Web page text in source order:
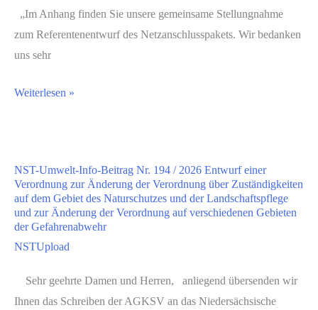
planbaren,
kosteneffizienten,
netzverträglichen
marktorientierten
Energien
im
Stromsektor
„Im Anhang finden Sie unsere gemeinsame Stellungnahme
zum Referentenentwurf des Netzanschlusspakets. Wir bedanken
uns sehr
NST-
Nr.
199
/
Stellungnahme
zum
Entwurf
Weiterlesen »
NST-Umwelt-Info-Beitrag Nr. 194 / 2026 Entwurf einer
Verordnung zur Änderung der Verordnung über Zuständigkeiten
auf dem Gebiet des Naturschutzes und der Landschaftspflege
und zur Änderung der Verordnung auf verschiedenen Gebieten
der Gefahrenabwehr
NSTUpload
Sehr geehrte Damen und Herren, anliegend übersenden wir
Ihnen das Schreiben der AGKSV an das Niedersächsische